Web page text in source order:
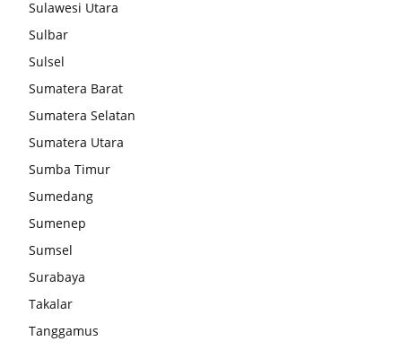
Sulawesi Utara
Sulbar
Sulsel
Sumatera Barat
Sumatera Selatan
Sumatera Utara
Sumba Timur
Sumedang
Sumenep
Sumsel
Surabaya
Takalar
Tanggamus